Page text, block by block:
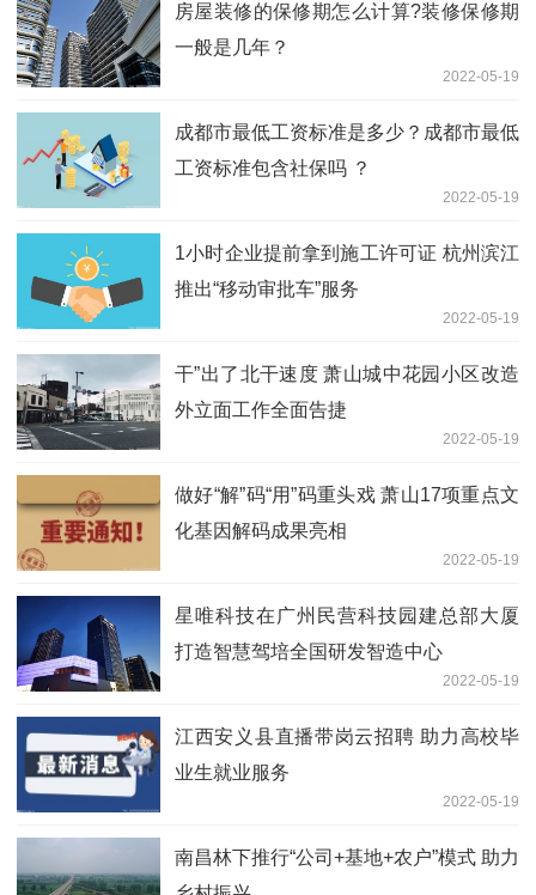
房屋装修的保修期怎么计算?装修保修期
一般是几年？
2022-05-19
成都市最低工资标准是多少？成都市最低
工资标准包含社保吗 ？
2022-05-19
1小时企业提前拿到施工许可证 杭州滨江
推出“移动审批车”服务
2022-05-19
干”出了北干速度 萧山城中花园小区改造
外立面工作全面告捷
2022-05-19
做好“解”码“用”码重头戏 萧山17项重点文
化基因解码成果亮相
2022-05-19
星唯科技在广州民营科技园建总部大厦
打造智慧驾培全国研发智造中心
2022-05-19
江西安义县直播带岗云招聘 助力高校毕
业生就业服务
2022-05-19
南昌林下推行“公司+基地+农户”模式 助力